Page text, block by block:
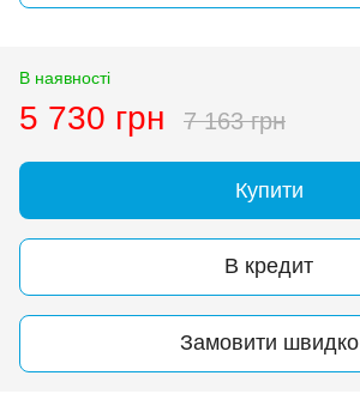
В наявності
5 730 грн 7 163 грн
Купити
В кредит
Замовити швидко